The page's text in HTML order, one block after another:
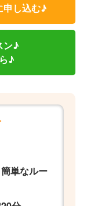
申し込む♪
ン♪
♪
単なルー